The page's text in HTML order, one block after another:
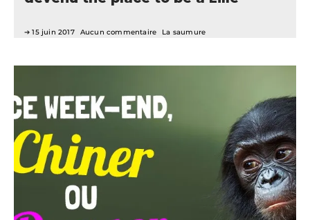
15 juin 2017 Aucun commentaire La saumure